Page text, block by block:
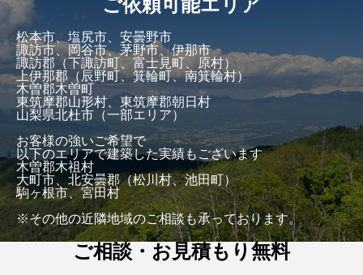
松本市、塩尻市、安曇野市
諏訪市、岡谷市、茅野市、伊那市
諏訪郡（下諏訪町、富士見町、原村）
上伊那郡（辰野町、箕輪町、南箕輪村）
木曽郡木曽町
東筑摩郡山形村、東筑摩郡朝日村
山梨県北杜市（一部エリア）
お客様の強いご希望で
以下のエリアで建築した実績もございます
木曽郡木祖村
大町市、北安曇郡（松川村、池田町）
駒ヶ根市、宮田村
※その他の近隣地域のご相談も承っております。
ご相談・お見積もり無料